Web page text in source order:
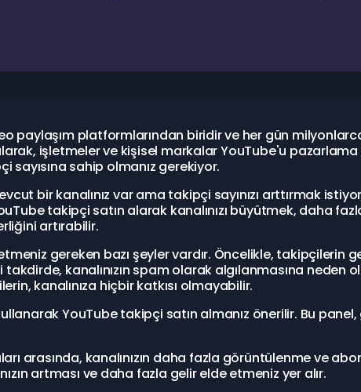
paylaşım platformlarından biridir ve her gün
işletmeler ve kişisel markalar YouTube'u
sayısına sahip olmanız gerekiyor.
bir kanalınız var ama takipçi sayınızı arttırmak
takipçi satın alarak kanalınızı büyütmek, daha
artırabilir.
gereken bazı şeyler vardır. Öncelikle, takipçilerin
takdirde, kanalınızın spam olarak algılanmasına
kanalınıza hiçbir katkısı olmayabilir.
YouTube takipçi satın almanız önerilir. Bu
arasında, kanalınızın daha fazla görüntülenme ve
artması ve daha fazla gelir elde etmeniz yer alır.